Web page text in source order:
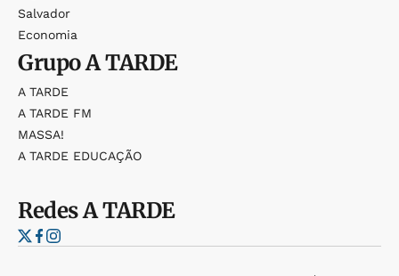
Salvador
Economia
GrupoA TARDE
A TARDE
A TARDE FM
MASSA!
A TARDE EDUCAÇÃO
RedesA TARDE